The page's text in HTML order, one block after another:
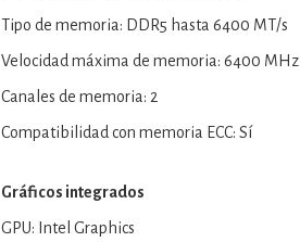
Tipo de memoria: DDR5 hasta 6400 MT/s
Velocidad máxima de memoria: 6400 MHz
Canales de memoria: 2
Compatibilidad con memoria ECC: Sí
Gráficos integrados
GPU: Intel Graphics